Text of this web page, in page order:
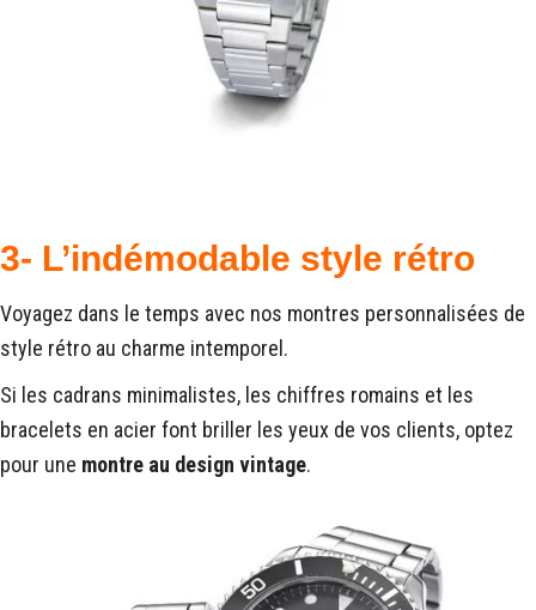
3- L’indémodable style rétro
Voyagez dans le temps avec nos montres personnalisées de
style rétro au charme intemporel.
Si les cadrans minimalistes, les chiffres romains et les
bracelets en acier font briller les yeux de vos clients, optez
pour une montre au design vintage.